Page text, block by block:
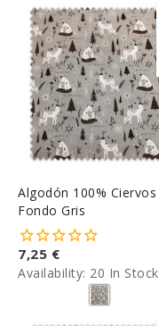
Algodón 100% Ciervos
Fondo Gris
7,25 €
Availability: 20 In Stock